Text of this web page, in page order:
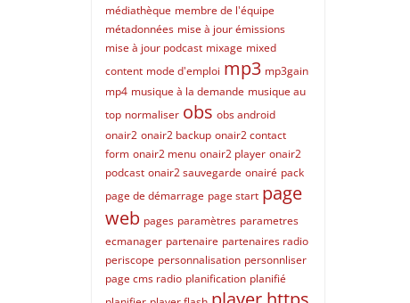
médiathèque membre de l'équipe
métadonnées mise à jour émissions
mise à jour podcast mixage mixed
content mode d'emploi mp3 mp3gain
mp4 musique à la demande musique au
top normaliser obs obs android
onair2 onair2 backup onair2 contact
form onair2 menu onair2 player onair2
podcast onair2 sauvegarde onairé pack
page de démarrage page start page
web pages paramètres parametres
ecmanager partenaire partenaires radio
periscope personnalisation personnliser
page cms radio planification planifié